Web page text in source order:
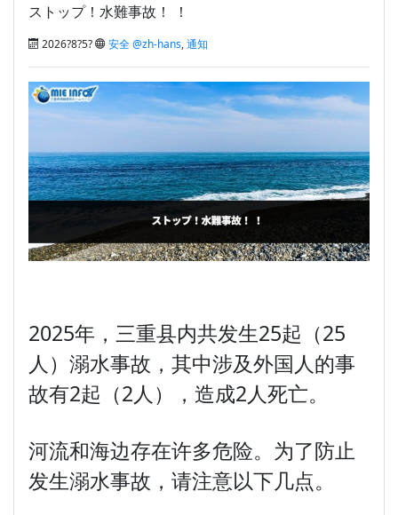
ストップ！水難事故！ ！
2026?8?5? 安全 @zh-hans,通知
2025年，三重县内共发生25起（25
人）溺水事故，其中涉及外国人的事
故有2起（2人），造成2人死亡。
河流和海边存在许多危险。为了防止
发生溺水事故，请注意以下几点。